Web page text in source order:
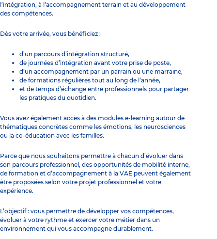
l’intégration, à l’accompagnement terrain et au développement
des compétences.
Dès votre arrivée, vous bénéficiez :
d’un parcours d’intégration structuré,
de journées d’intégration avant votre prise de poste,
d’un accompagnement par un parrain ou une marraine,
de formations régulières tout au long de l’année,
et de temps d’échange entre professionnels pour partager
les pratiques du quotidien.
Vous avez également accès à des modules e-learning autour de
thématiques concrètes comme les émotions, les neurosciences
ou la co-éducation avec les familles.
Parce que nous souhaitons permettre à chacun d’évoluer dans
son parcours professionnel, des opportunités de mobilité interne,
de formation et d’accompagnement à la VAE peuvent également
être proposées selon votre projet professionnel et votre
expérience.
L’objectif : vous permettre de développer vos compétences,
évoluer à votre rythme et exercer votre métier dans un
environnement qui vous accompagne durablement.